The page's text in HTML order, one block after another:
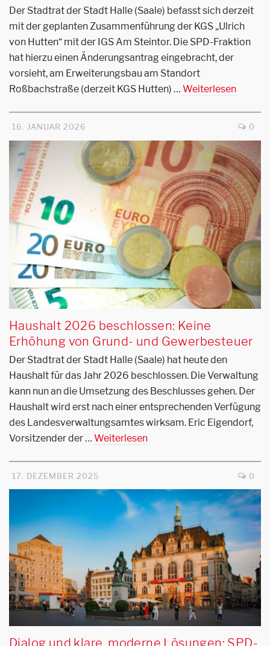
Der Stadtrat der Stadt Halle (Saale) befasst sich derzeit
mit der geplanten Zusammenführung der KGS „Ulrich
von Hutten“ mit der IGS Am Steintor. Die SPD-Fraktion
hat hierzu einen Änderungsantrag eingebracht, der
vorsieht, am Erweiterungsbau am Standort
Roßbachstraße (derzeit KGS Hutten) … Weiterlesen
16. JANUAR 2026 0
Haushalt 2026 beschlossen: Keine
Erhöhung von Grund- und Gewerbesteuer
Der Stadtrat der Stadt Halle (Saale) hat heute den
Haushalt für das Jahr 2026 beschlossen. Die Verwaltung
kann nun an die Umsetzung des Beschlusses gehen. Der
Haushalt wird erst nach einer entsprechenden Verfügung
des Landesverwaltungsamtes wirksam. Eric Eigendorf,
Vorsitzender der … Weiterlesen
17. DEZEMBER 2025 0
Dialog und klare, moderne Lösungen: SPD-